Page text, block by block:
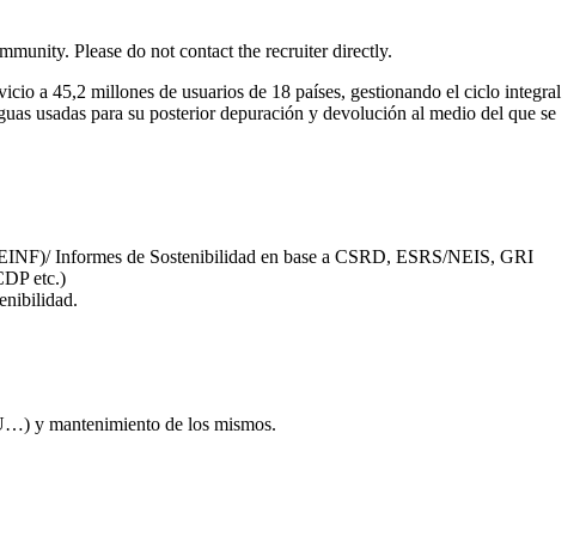
Please do not contact the recruiter directly.
a 45,2 millones de usuarios de 18 países, gestionando el ciclo integral
usadas para su posterior depuración y devolución al medio del que se
Informes de Sostenibilidad en base a CSRD, ESRS/NEIS, GRI
etc.)
y mantenimiento de los mismos.